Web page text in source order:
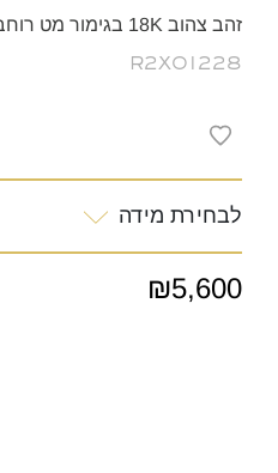
זהב צהוב 18K בגימור מט רוחב 5.2 מ"מ
R2X01228
לבחירת מידה
₪5,600